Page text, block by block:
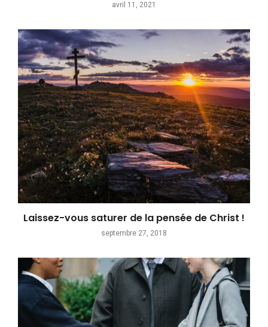
avril 11, 2021
Laissez-vous saturer de la pensée de Christ !
septembre 27, 2018